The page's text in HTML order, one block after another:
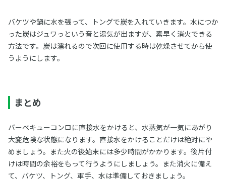
バケツや鍋に水を張って、トングで炭を入れていきます。水につか
った炭はジュワっという音と湯気が出ますが、素早く消火できる
方法です。炭は濡れるので次回に使用する時は乾燥させてから使
うようにします。
まとめ
バーベキューコンロに直接水をかけると、水蒸気が一気にあがり
大変危険な状態になります。直接水をかけることだけは絶対にや
めましょう。また火の後始末には多少時間がかかります。後片付
けは時間の余裕をもって行うようにしましょう。また消火に備え
て、バケツ、トング、軍手、水は準備しておきましょう。